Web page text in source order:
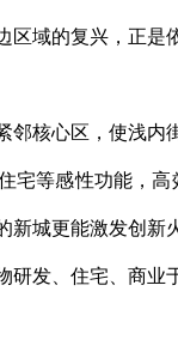
区域的复兴，正
邻核心区，使浅
宅等感性功能，
新城更能激发创
发、住宅、商业